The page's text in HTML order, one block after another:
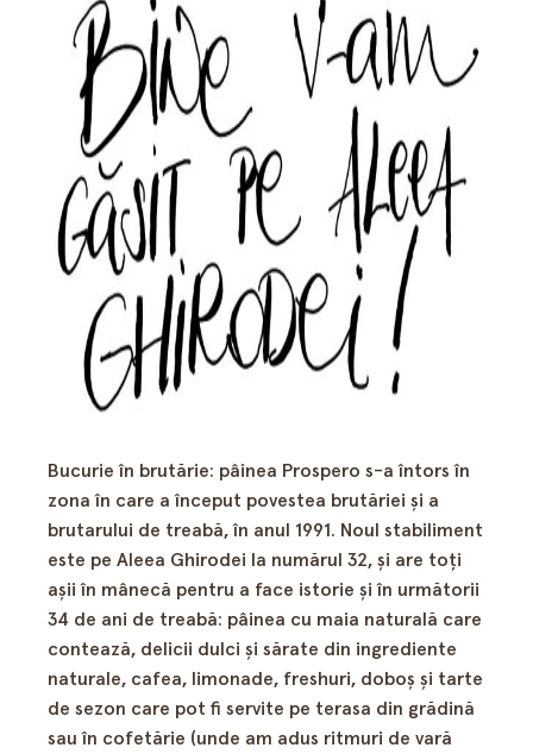
Bucurie în brutărie: pâinea Prospero s-a întors în
zona în care a început povestea brutăriei şi a
brutarului de treabă, în anul 1991. Noul stabiliment
este pe Aleea Ghirodei la numărul 32, şi are toţi
aşii în mânecă pentru a face istorie şi în următorii
34 de ani de treabă: pâinea cu maia naturală care
contează, delicii dulci şi sărate din ingrediente
naturale, cafea, limonade, freshuri, doboş şi tarte
de sezon care pot fi servite pe terasa din grădină
sau în cofetărie (unde am adus ritmuri de vară